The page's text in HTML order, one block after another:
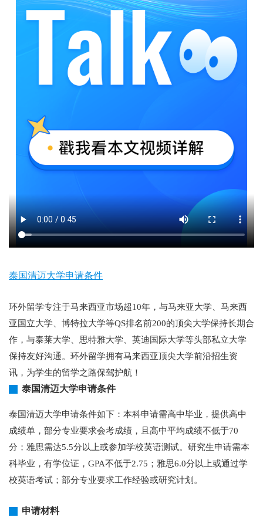
泰国清迈大学申请条件
环外留学专注于马来西亚市场超10年，与马来亚大学、马来西
亚国立大学、博特拉大学等QS排名前200的顶尖大学保持长期合
作，与泰莱大学、思特雅大学、英迪国际大学等头部私立大学
保持友好沟通。环外留学拥有马来西亚顶尖大学前沿招生资
讯，为学生的留学之路保驾护航！
泰国清迈大学申请条件
泰国清迈大学申请条件如下：本科申请需高中毕业，提供高中
成绩单，部分专业要求会考成绩，且高中平均成绩不低于70
分；雅思需达5.5分以上或参加学校英语测试。研究生申请需本
科毕业，有学位证，GPA不低于2.75；雅思6.0分以上或通过学
校英语考试；部分专业要求工作经验或研究计划。
申请材料